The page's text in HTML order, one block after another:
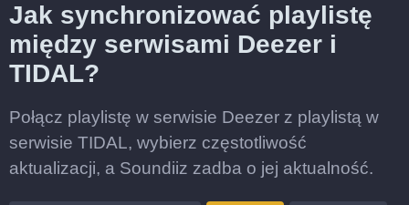
Jak synchronizować playlistę
między serwisami Deezer i
TIDAL?
Połącz playlistę w serwisie Deezer z playlistą w
serwisie TIDAL, wybierz częstotliwość
aktualizacji, a Soundiiz zadba o jej aktualność.